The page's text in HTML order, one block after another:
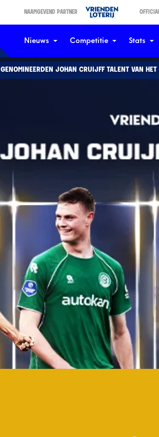
NAAMGEVEND PARTNER
Nieuws Competitie Stats
GENOMINEERDEN JOHAN CRUIJFF TALENT VAN